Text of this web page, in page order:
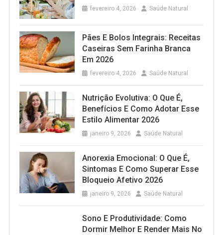
fevereiro 4, 2026 Saúde Natural
Pães E Bolos Integrais: Receitas
Caseiras Sem Farinha Branca
Em 2026
fevereiro 4, 2026 Saúde Natural
Nutrição Evolutiva: O Que É,
Benefícios E Como Adotar Esse
Estilo Alimentar 2026
janeiro 9, 2026 Saúde Natural
Anorexia Emocional: O Que É,
Sintomas E Como Superar Esse
Bloqueio Afetivo 2026
janeiro 9, 2026 Saúde Natural
Sono E Produtividade: Como
Dormir Melhor E Render Mais No